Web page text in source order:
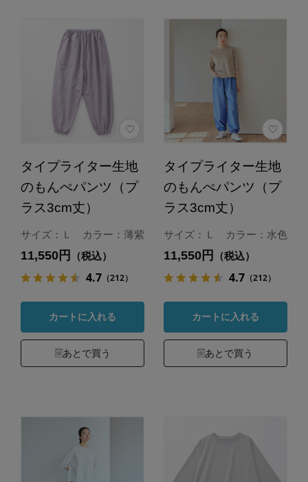
タイプライター生地
のもんぺパンツ（プ
ラス3cm丈）
サイズ：Ｌ カラー：薄紫
11,550円 （税込）
4.7（212）
カートに入れる
あとで買う
タイプライター生地
のもんぺパンツ（プ
ラス3cm丈）
サイズ：Ｌ カラー：水色
11,550円 （税込）
4.7（212）
カートに入れる
あとで買う